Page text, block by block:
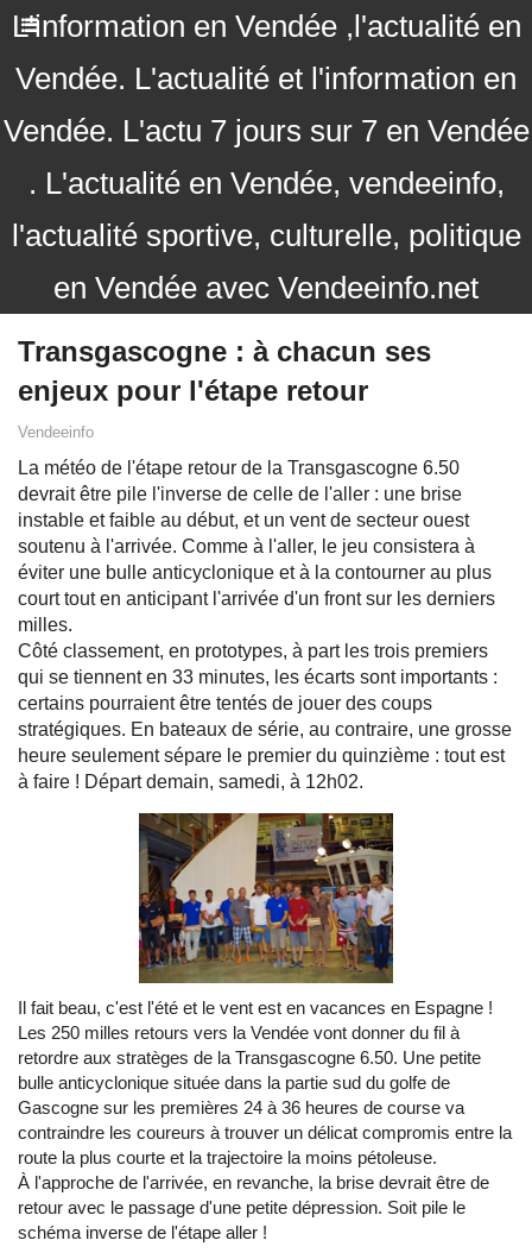
L'information en Vendée ,l'actualité en
Vendée. L'actualité et l'information en
Vendée. L'actu 7 jours sur 7 en Vendée
. L'actualité en Vendée, vendeeinfo,
l'actualité sportive, culturelle, politique
en Vendée avec Vendeeinfo.net
Transgascogne : à chacun ses
enjeux pour l'étape retour
Vendeeinfo
La météo de l'étape retour de la Transgascogne 6.50
devrait être pile l'inverse de celle de l'aller : une brise
instable et faible au début, et un vent de secteur ouest
soutenu à l'arrivée. Comme à l'aller, le jeu consistera à
éviter une bulle anticyclonique et à la contourner au plus
court tout en anticipant l'arrivée d'un front sur les derniers
milles.
Côté classement, en prototypes, à part les trois premiers
qui se tiennent en 33 minutes, les écarts sont importants :
certains pourraient être tentés de jouer des coups
stratégiques. En bateaux de série, au contraire, une grosse
heure seulement sépare le premier du quinzième : tout est
à faire ! Départ demain, samedi, à 12h02.
Il fait beau, c'est l'été et le vent est en vacances en Espagne !
Les 250 milles retours vers la Vendée vont donner du fil à
retordre aux stratèges de la Transgascogne 6.50. Une petite
bulle anticyclonique située dans la partie sud du golfe de
Gascogne sur les premières 24 à 36 heures de course va
contraindre les coureurs à trouver un délicat compromis entre la
route la plus courte et la trajectoire la moins pétoleuse.
À l'approche de l'arrivée, en revanche, la brise devrait être de
retour avec le passage d'une petite dépression. Soit pile le
schéma inverse de l'étape aller !